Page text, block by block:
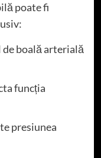
poate fi
de boală arterială
funcția
presiunea